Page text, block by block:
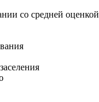
со средней оценкой